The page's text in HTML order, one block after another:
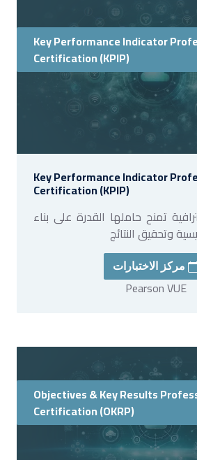
Key Performance Indicator
Certification (KPIP)
Key Performance Indicator
Certification (KPIP)
تمنح حاملها القدرة على بناء
وتحقيق النتائج
مركز الاختبارات
Pearson VUE
Objectives & Key Results
Certification (OKRP)